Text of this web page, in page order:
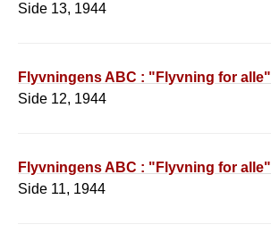
Side 13, 1944
Flyvningens ABC : "Flyvning for alle"
Side 12, 1944
Flyvningens ABC : "Flyvning for alle"
Side 11, 1944